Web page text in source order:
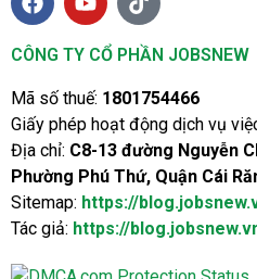
CÔNG TY CỔ PHẦN JOBSNEW
Mã số thuế: 1801754466
Giấy phép hoạt động dịch vụ
Địa chỉ: C8-13 đường Nguyễn
Phường Phú Thứ, Quận Cái
Sitemap: https://
Tác giả: https://